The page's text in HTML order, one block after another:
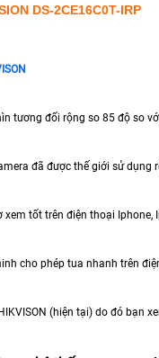
DS-2CE16C0T-IRP
tương đối rộng so 85 độ so
đã được thế giới sử
tốt trên điện thoại
cho phép tua nhanh trên
(hiện tại) do đó bạn